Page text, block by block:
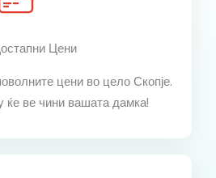
Цени
цени во цело Скопје.
ќе ве чини вашата дамка!